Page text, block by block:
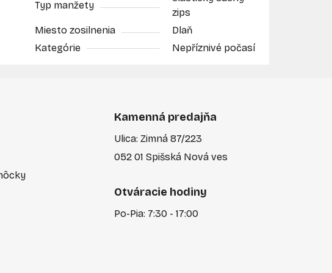
Typ manžety
zips
Miesto zosilnenia
Dlaň
Kategórie
Nepříznivé počasí
Kamenná predajňa
Ulica: Zimná 87/223
052 01 Spišská Nová ves
Otváracie hodiny
Po-Pia: 7:30 - 17:00